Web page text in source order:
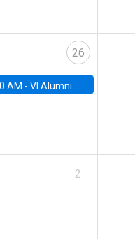
26
AM -VI Alumni Workshop
2